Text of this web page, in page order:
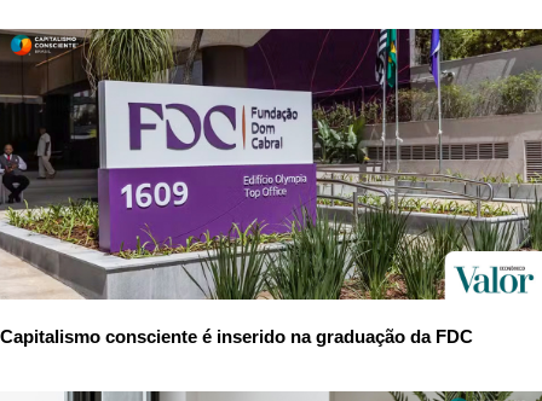
Capitalismo consciente é inserido na graduação da FDC